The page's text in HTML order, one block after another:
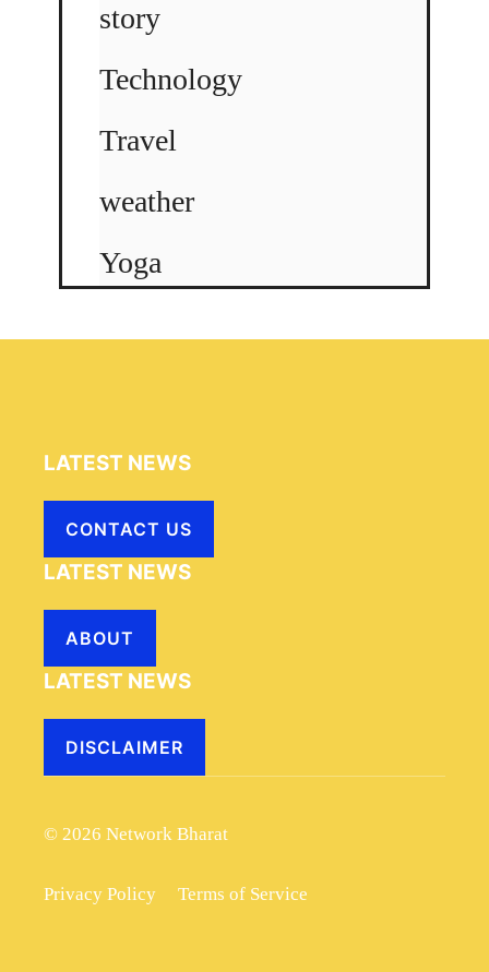
story
Technology
Travel
weather
Yoga
LATEST NEWS
CONTACT US
LATEST NEWS
ABOUT
LATEST NEWS
DISCLAIMER
© 2026 Network Bharat
Privacy Policy Terms of Service